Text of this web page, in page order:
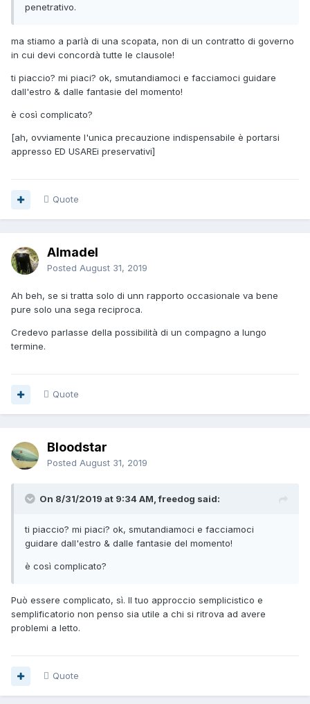
penetrativo.
ma stiamo a parlà di una scopata, non di un contratto di governo
in cui devi concordà tutte le clausole!
ti piaccio? mi piaci? ok, smutandiamoci e facciamoci guidare
dall'estro & dalle fantasie del momento!
è così complicato?
[ah, ovviamente l'unica precauzione indispensabile è portarsi
appresso ED USAREi preservativi]
Quote
Almadel
Posted August 31, 2019
Ah beh, se si tratta solo di unn rapporto occasionale va bene
pure solo una sega reciproca.
Credevo parlasse della possibilità di un compagno a lungo
termine.
Quote
Bloodstar
Posted August 31, 2019
On 8/31/2019 at 9:34 AM, freedog said:
ti piaccio? mi piaci? ok, smutandiamoci e facciamoci
guidare dall'estro & dalle fantasie del momento!
è così complicato?
Può essere complicato, sì. Il tuo approccio semplicistico e
semplificatorio non penso sia utile a chi si ritrova ad avere
problemi a letto.
Quote